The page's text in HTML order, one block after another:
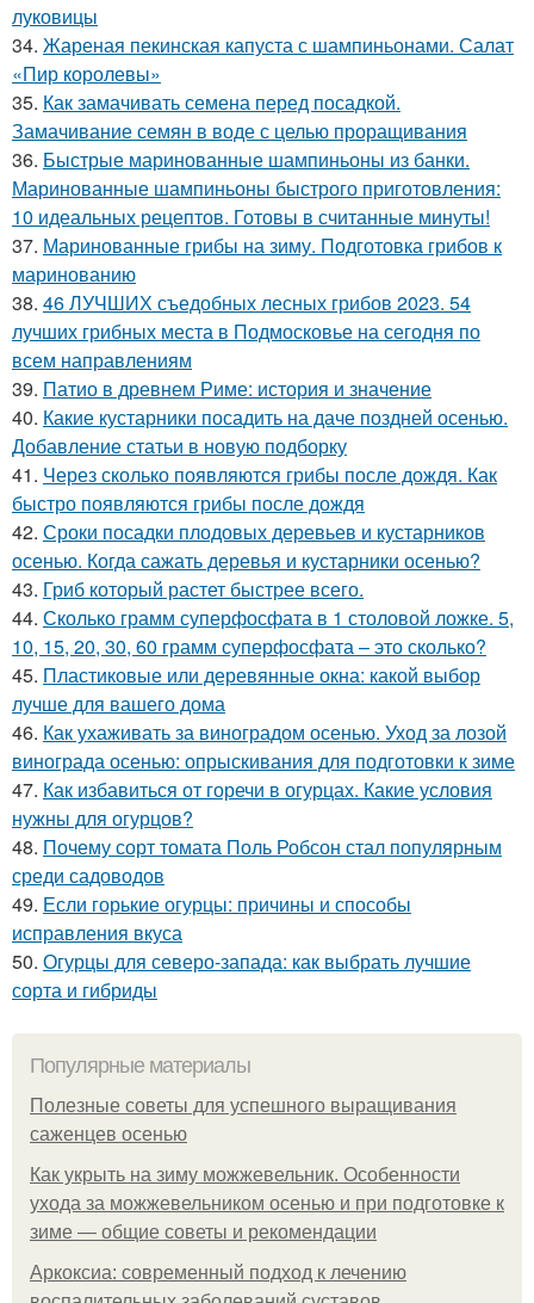
луковицы
34. Жареная пекинская капуста с шампиньонами. Салат
«Пир королевы»
35. Как замачивать семена перед посадкой.
Замачивание семян в воде с целью проращивания
36. Быстрые маринованные шампиньоны из банки.
Маринованные шампиньоны быстрого приготовления:
10 идеальных рецептов. Готовы в считанные минуты!
37. Маринованные грибы на зиму. Подготовка грибов к
маринованию
38. 46 ЛУЧШИХ съедобных лесных грибов 2023. 54
лучших грибных места в Подмосковье на сегодня по
всем направлениям
39. Патио в древнем Риме: история и значение
40. Какие кустарники посадить на даче поздней осенью.
Добавление статьи в новую подборку
41. Через сколько появляются грибы после дождя. Как
быстро появляются грибы после дождя
42. Сроки посадки плодовых деревьев и кустарников
осенью. Когда сажать деревья и кустарники осенью?
43. Гриб который растет быстрее всего.
44. Сколько грамм суперфосфата в 1 столовой ложке. 5,
10, 15, 20, 30, 60 грамм суперфосфата – это сколько?
45. Пластиковые или деревянные окна: какой выбор
лучше для вашего дома
46. Как ухаживать за виноградом осенью. Уход за лозой
винограда осенью: опрыскивания для подготовки к зиме
47. Как избавиться от горечи в огурцах. Какие условия
нужны для огурцов?
48. Почему сорт томата Поль Робсон стал популярным
среди садоводов
49. Если горькие огурцы: причины и способы
исправления вкуса
50. Огурцы для северо-запада: как выбрать лучшие
сорта и гибриды
Популярные материалы
Полезные советы для успешного выращивания
саженцев осенью
Как укрыть на зиму можжевельник. Особенности
ухода за можжевельником осенью и при подготовке к
зиме — общие советы и рекомендации
Аркоксиа: современный подход к лечению